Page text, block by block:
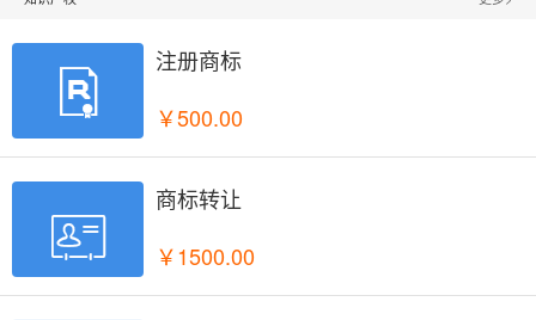

注册商标
￥500.00

商标转让
￥1500.00